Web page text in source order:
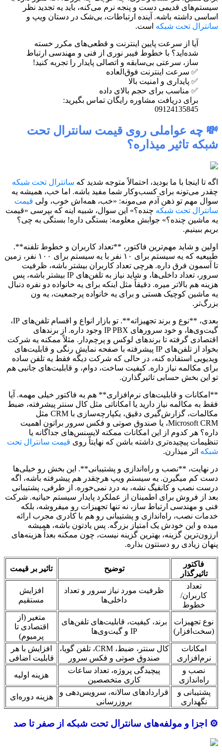
سیستم‌های قدیمی دست و پنجه نرم می‌کنه، باید یه تجدید نظر
اساسی داشته باشه. آینده ارتباطات، بی‌شک در دستان ویپ و
سانترال تحت شبکه است.
آیا از سرعت پایین اینترنت و قطعی‌های مکرر خسته
شده‌اید؟ با خطوط فیبر نوری از فنی و مهندسی ارتباط
ساز، سرعتی بی‌سابقه و اتصالی پایدار را تجربه کنید!
✅ سرعت اینترنت فوق‌العاده
✅ پایداری و امنیت بالا
✅ مناسب برای حجم بالای داده
برای دریافت مشاوره رایگان تماس بگیرید:
09124135845
💸 چه عواملی روی قیمت سانترال تحت
شبکه تاثیر میذاره؟
اگه تا اینجا با ما بودید، احتمالاً متوجه شدید که سانترال تحت شبکه
چقدر می‌تونه برای کسب‌وکار شما مفید باشه. اما خب، همیشه یه
سوال مهم تو ذهن آدم می‌مونه: «خب، همه‌اش خوب، ولی قیمت
سانترال تحت شبکه چنده؟» این سوال، شبیه اینه که بپرسی «قیمت
یه ماشین چنده؟» جوابش معلومه: بستگی داره! بستگی به چی؟
بریم ببینیم.
اولین و شاید مهم‌ترین فاکتور، **تعداد کاربران و خطوط تلفنه**.
طبیعیه که یه سیستم برای ۱۰ نفر با یه سیستم برای ۱۰۰ نفر، زمین
تا آسمون فرق داره. هرچی تعداد کاربران بیشتر باشه، ظرفیت
سرور، تعداد داخلی‌ها، و شاید نیاز به تلفن‌های IP بیشتر باشه، پس
هزینه هم بالاتر میره. دقیقاً مثل اینکه برای یه خانواده دو نفره دنبال
یه ماشین کوچیک هستی و برای یه خانواده پرجمعیت، یه ون
بزرگ‌تر.
بعدی، **نوع و برند تجهیزاته**. تو بازار انواع و اقسام تلفن‌های IP،
گیت‌وی‌ها، و خود سرورهای IP PBX وجود داره. از برندهای
اقتصادی گرفته تا برندهای لوکس و پرچم‌دار. مثلاً ممکنه یه شرکت
بخواد از تلفن‌های IP پیشرفته با صفحه نمایش رنگی و قابلیت‌های
ویدیویی استفاده کنه، در حالی که شرکت دیگه فقط یه تلفن ساده
برای مکالمه نیاز داره. کیفیت ساخت، دوام، و قابلیت‌های جانبی هم
تو این بخش حسابی تاثیرگذارن.
**امکانات و قابلیت‌های نرم‌افزاری** هم یه فاکتور خیلی مهمه. آیا
فقط به مکالمه نیاز دارید یا امکاناتی مثل کال سنتر پیشرفته، ضبط
مکالمات، گزارش‌گیری دقیق، یکپارچه‌سازی با CRM مثل
Microsoft CRM، یا صندوق صوتی و فکس سرور براتون اهمیت
داره؟ هر کدوم از این امکانات ممکنه لایسنس‌های جداگانه یا
تنظیمات پیچیده‌تری داشته باشن که نهایتاً روی قیمت سانترال تحت
شبکه اثر میذارن.
در نهایت، **نصب و راه‌اندازی و پشتیبانی**. این بخش رو خیلی‌ها
دست کم میگیرن. یه سیستم ویپ هرچقدر هم پیشرفته باشه، اگه
درست نصب و کانفیگ نشه، به درد نمی‌خوره. از طرفی، پشتیبانی
بعد از فروش برای اطمینان از عملکرد پایدار سیستم حیاتیه. شرکت
فنی و مهندسی ارتباط ساز، نه تنها تجهیزات رو میفروشه، بلکه
خدمات نصب، راه‌اندازی و پشتیبانی رو هم با کادری مجرب ارائه
میده و این خودش یک امتیاز بزرگه. پس یادتون باشه، همیشه
ارزون‌ترین گزینه، بهترین گزینه نیست، چون ممکنه بعداً هزینه‌های
پنهان زیادی رو دستتون بذاره.
فاکتور
تاثیرگذار
توضیح تاثیر بر قیمت
تعداد
کاربران/
خطوط
ظرفیت مورد نیاز سرور و تعداد
داخلی‌ها
افزایش
مستقیم
نوع تجهیزات
(سخت‌افزار)
برند، کیفیت، قابلیت‌های تلفن‌های
IP و گیت‌وی‌ها
متغیر (از
اقتصادی تا
پرمیوم)
امکانات
نرم‌افزاری
کال سنتر، ضبط، CRM، تلفن گویا،
صندوق صوتی و فکس سرور
افزایش با هر
قابلیت اضافی
نصب و
راه‌اندازی
پیچیدگی پروژه، تعداد ساعات
کاری متخصصین
هزینه اولیه
پشتیبانی و
نگهداری
قراردادهای سالانه، سرویس‌دهی و
بروزرسانی
هزینه دوره‌ای
⚙️ اجزا و مولفه‌های سانترال تحت شبکه از صفر تا صد